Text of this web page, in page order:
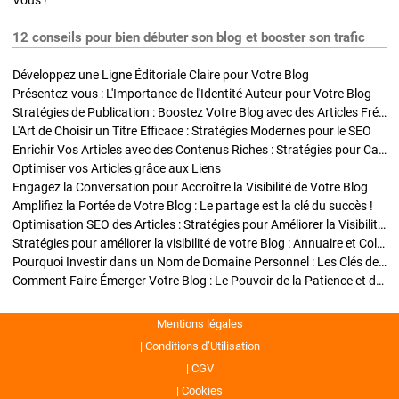
12 conseils pour bien débuter son blog et booster son trafic
Développez une Ligne Éditoriale Claire pour Votre Blog
Présentez-vous : L'Importance de l'Identité Auteur pour Votre Blog
Stratégies de Publication : Boostez Votre Blog avec des Articles Fréquents et Exclusifs
L'Art de Choisir un Titre Efficace : Stratégies Modernes pour le SEO
Enrichir Vos Articles avec des Contenus Riches : Stratégies pour Captiver et Optimiser
Optimiser vos Articles grâce aux Liens
Engagez la Conversation pour Accroître la Visibilité de Votre Blog
Amplifiez la Portée de Votre Blog : Le partage est la clé du succès !
Optimisation SEO des Articles : Stratégies pour Améliorer la Visibilité de Votre Blog
Stratégies pour améliorer la visibilité de votre Blog : Annuaire et Collaborations
Pourquoi Investir dans un Nom de Domaine Personnel : Les Clés de la Réussite de Votre Blog
Comment Faire Émerger Votre Blog : Le Pouvoir de la Patience et de la Persévérance
Mentions légales
Conditions d’Utilisation
CGV
Cookies